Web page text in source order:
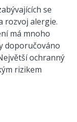
se
rozvoj alergie.
má mnoho
doporučováno
ochranný
rizikem